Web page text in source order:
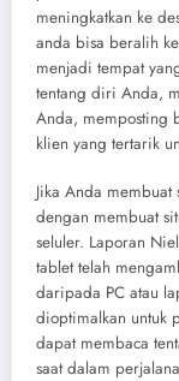
meningkatkan ke
anda bisa beralih
menjadi tempat
tentang diri Anda,
Anda, memposting
klien yang tertarik
Jika Anda
dengan membuat
seluler. Laporan
tablet telah
daripada PC atau
dioptimalkan untuk
dapat membaca
saat dalam